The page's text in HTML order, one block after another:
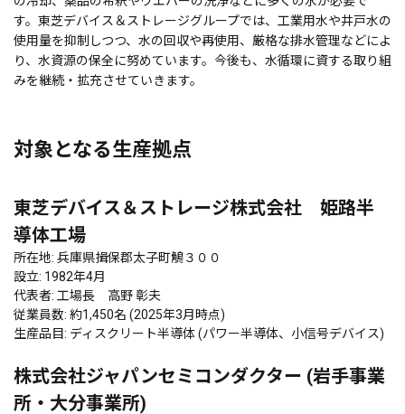
す。東芝デバイス＆ストレージグループでは、工業用水や井戸水の
使用量を抑制しつつ、水の回収や再使用、厳格な排水管理などによ
り、水資源の保全に努めています。今後も、水循環に資する取り組
みを継続・拡充させていきます。
対象となる生産拠点
東芝デバイス＆ストレージ株式会社 姫路半
導体工場
所在地: 兵庫県揖保郡太子町鵤３００
設立: 1982年4月
代表者: 工場長 高野 彰夫
従業員数: 約1,450名 (2025年3月時点)
生産品目: ディスクリート半導体 (パワー半導体、小信号デバイス)
株式会社ジャパンセミコンダクター (岩手事業
所・大分事業所)